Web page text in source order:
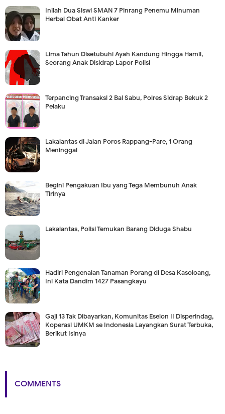
Inilah Dua Siswi SMAN 7 Pinrang Penemu Minuman
Herbal Obat Anti Kanker
Lima Tahun Disetubuhi Ayah Kandung Hingga Hamil,
Seorang Anak Disidrap Lapor Polisi
Terpancing Transaksi 2 Bal Sabu, Polres Sidrap Bekuk 2
Pelaku
Lakalantas di Jalan Poros Rappang-Pare, 1 Orang
Meninggal
Begini Pengakuan Ibu yang Tega Membunuh Anak
Tirinya
Lakalantas, Polisi Temukan Barang Diduga Shabu
Hadiri Pengenalan Tanaman Porang di Desa Kasoloang,
Ini Kata Dandim 1427 Pasangkayu
Gaji 13 Tak Dibayarkan, Komunitas Eselon II Disperindag,
Koperasi UMKM se Indonesia Layangkan Surat Terbuka,
Berikut Isinya
COMMENTS